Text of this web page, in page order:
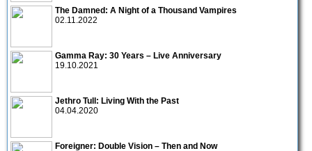
The Damned: A Night of a Thousand Vampires
02.11.2022
Gamma Ray: 30 Years – Live Anniversary
19.10.2021
Jethro Tull: Living With the Past
04.04.2020
Foreigner: Double Vision – Then and Now